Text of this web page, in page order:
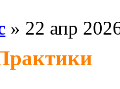
» 22 апр